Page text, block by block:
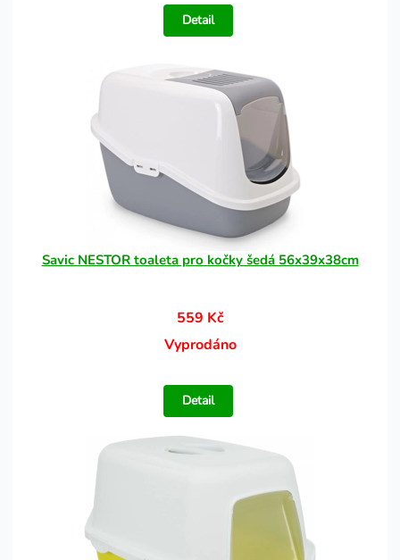
Detail
Savic NESTOR toaleta pro kočky šedá 56x39x38cm
559 Kč
Vyprodáno
Detail